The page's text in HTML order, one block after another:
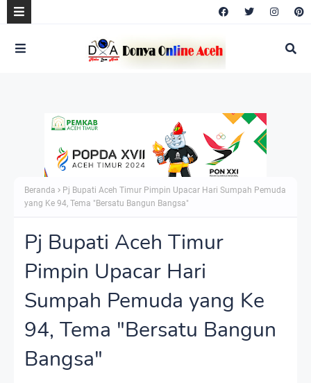
Beranda
Pj Bupati Aceh Timur Pimpin Upacar Hari Sumpah Pemuda
yang Ke 94, Tema "Bersatu Bangun Bangsa"
Pj Bupati Aceh Timur
Pimpin Upacar Hari
Sumpah Pemuda yang Ke
94, Tema "Bersatu Bangun
Bangsa"